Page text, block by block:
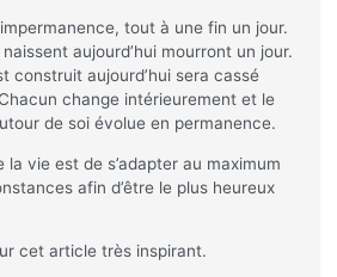
tout à une fin un jour.
aujourd’hui mourront un jour.
construit aujourd’hui sera cassé
change intérieurement et le
de soi évolue en permanence.
la vie est de s’adapter au maximum
afin d’être le plus heureux
cet article très inspirant.